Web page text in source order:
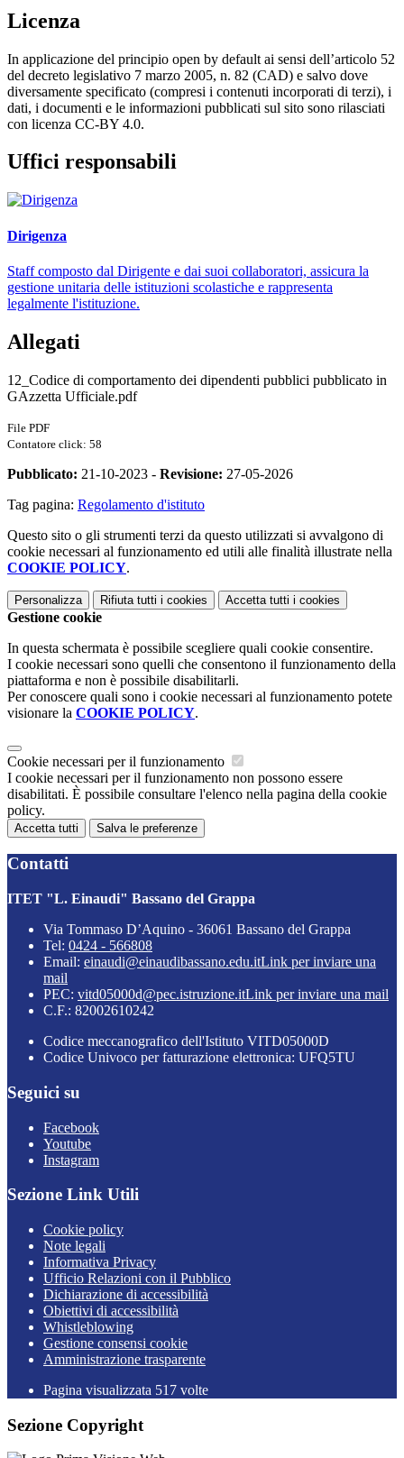
Licenza
In applicazione del principio open by default ai sensi dell’articolo 52
del decreto legislativo 7 marzo 2005, n. 82 (CAD) e salvo dove
diversamente specificato (compresi i contenuti incorporati di terzi), i
dati, i documenti e le informazioni pubblicati sul sito sono rilasciati
con licenza CC-BY 4.0.
Uffici responsabili
Dirigenza
Staff composto dal Dirigente e dai suoi collaboratori, assicura la
gestione unitaria delle istituzioni scolastiche e rappresenta
legalmente l'istituzione.
Allegati
12_Codice di comportamento dei dipendenti pubblici pubblicato in
GAzzetta Ufficiale.pdf
File PDF
Contatore click: 58
Pubblicato: 21-10-2023 - Revisione: 27-05-2026
Tag pagina: Regolamento d'istituto
Questo sito o gli strumenti terzi da questo utilizzati si avvalgono di
cookie necessari al funzionamento ed utili alle finalità illustrate nella
COOKIE POLICY.
Personalizza Rifiuta tutti i cookies Accetta tutti i cookies
Gestione cookie
In questa schermata è possibile scegliere quali cookie consentire.
I cookie necessari sono quelli che consentono il funzionamento della
piattaforma e non è possibile disabilitarli.
Per conoscere quali sono i cookie necessari al funzionamento potete
visionare la COOKIE POLICY.
Cookie necessari per il funzionamento
I cookie necessari per il funzionamento non possono essere
disabilitati. È possibile consultare l'elenco nella pagina della cookie
policy.
Accetta tutti Salva le preferenze
Contatti
ITET "L. Einaudi" Bassano del Grappa
Via Tommaso D’Aquino - 36061 Bassano del Grappa
Tel: 0424 - 566808
Email: einaudi@einaudibassano.edu.itLink per inviare una
mail
PEC: vitd05000d@pec.istruzione.itLink per inviare una mail
C.F.: 82002610242
Codice meccanografico dell'Istituto VITD05000D
Codice Univoco per fatturazione elettronica: UFQ5TU
Seguici su
Facebook
Youtube
Instagram
Sezione Link Utili
Cookie policy
Note legali
Informativa Privacy
Ufficio Relazioni con il Pubblico
Dichiarazione di accessibilità
Obiettivi di accessibilità
Whistleblowing
Gestione consensi cookie
Amministrazione trasparente
Pagina visualizzata 517 volte
Sezione Copyright